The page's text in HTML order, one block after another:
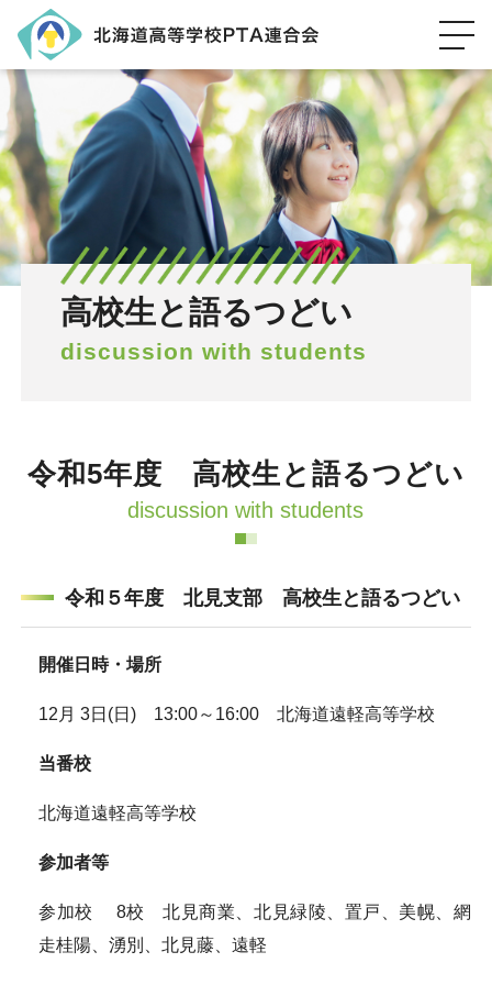
高校生と語るつどい
discussion with students
令和5年度 高校生と語るつどい
discussion with students
令和５年度 北見支部 高校生と語るつどい
開催日時・場所
12月 3日(日) 13:00～16:00 北海道遠軽高等学校
当番校
北海道遠軽高等学校
参加者等
参加校 8校 北見商業、北見緑陵、置戸、美幌、網
走桂陽、湧別、北見藤、遠軽